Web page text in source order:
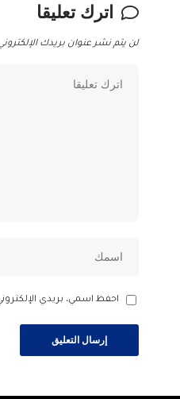
اترك تعليقا
لن يتم نشر عنوان بريدك
احفظ اسمي، بريدي